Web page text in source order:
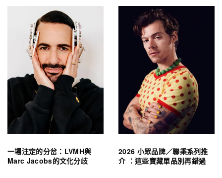
一場注定的分岔：LVMH與
Marc Jacobs的文化分歧
2026 小眾品牌／聯乘系列推
介 ：這些寶藏單品別再錯過